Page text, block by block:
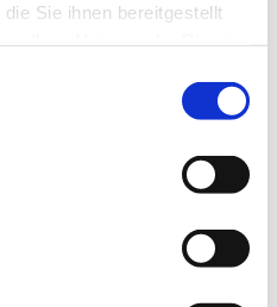
Sie ihnen bereitgestellt